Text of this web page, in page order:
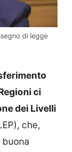
di legge
ci
dei Livelli
che,